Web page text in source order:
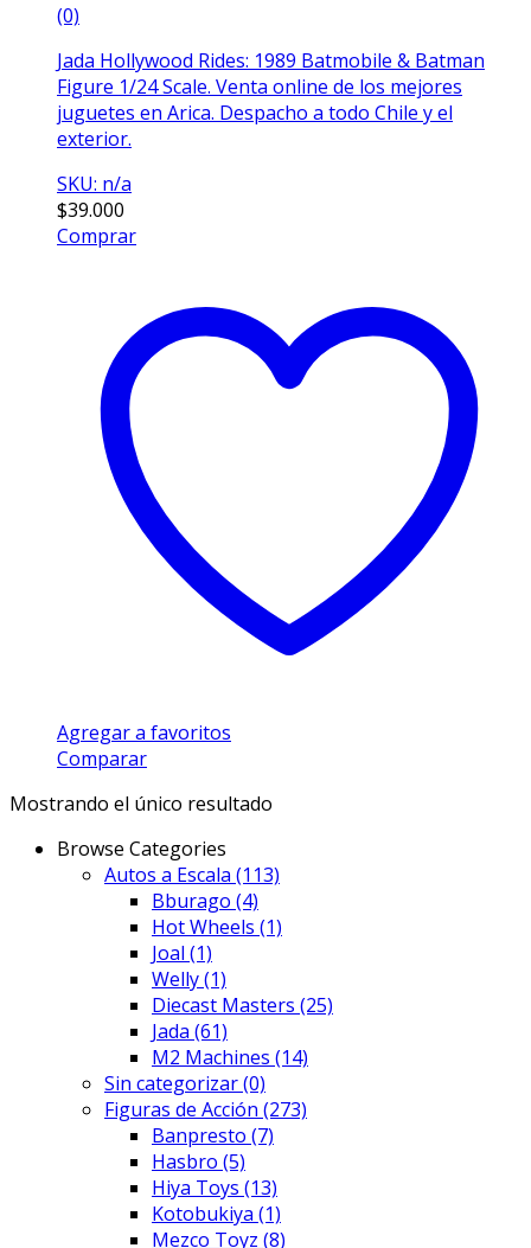
(0)
Jada Hollywood Rides: 1989 Batmobile & Batman
Figure 1/24 Scale. Venta online de los mejores
juguetes en Arica. Despacho a todo Chile y el
exterior.
SKU: n/a
$39.000
Comprar
Agregar a favoritos
Comparar
Mostrando el único resultado
Browse Categories
Autos a Escala (113)
Bburago (4)
Hot Wheels (1)
Joal (1)
Welly(1)
Diecast Masters (25)
Jada (61)
M2 Machines (14)
Sin categorizar(0)
Figuras de Acción (273)
Banpresto (7)
Hasbro (5)
Hiya Toys (13)
Kotobukiya (1)
Mezco Toyz (8)